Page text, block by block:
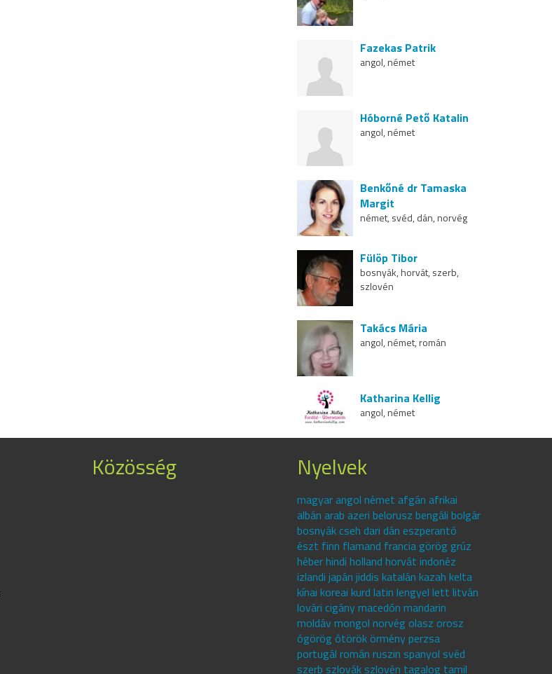
Fazekas Patrik
angol, német
Hóborné Pető Katalin
angol, német
Benkőné dr Tamaska
Margit
német, svéd, dán, norvég
Fülöp Tibor
bosnyák, horvát, szerb,
szlovén
Takács Mária
angol, német, román
Katharina Kellig
angol, német
Közösség Nyelvek
magyar angol német afgán afrikai
albán arab azeri belorusz bengáli bolgár
bosnyák cseh dari dán eszperantó
észt finn flamand francia görög grúz
héber hindi holland horvát indonéz
izlandi japán jiddis katalán kazah kelta
kínai koreai kurd latin lengyel lett litván
lovári cigány macedón mandarin
moldáv mongol norvég olasz orosz
ógörög ótörök örmény perzsa
portugál román ruszin spanyol svéd
szerb szlovák szlovén tagalog tamil